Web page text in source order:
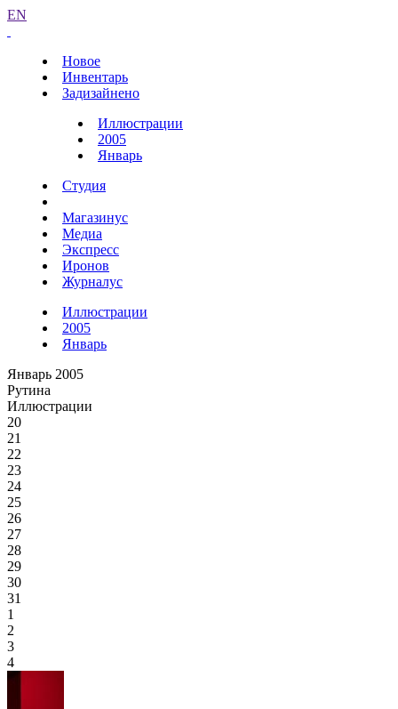
EN
Новое
Инвентарь
Задизайнено
Иллюстрации
2005
Январь
Студия
Магазинус
Медиа
Экспресс
Иронов
Журналус
Иллюстрации
2005
Январь
Январь 2005
Рутина
Иллюстрации
20
21
22
23
24
25
26
27
28
29
30
31
1
2
3
4